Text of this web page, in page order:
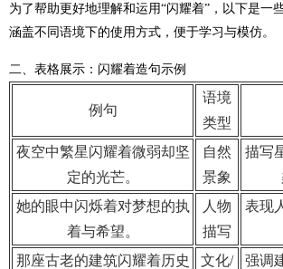
为了帮助更好地理解和运用“闪耀着”，以下是一
涵盖不同语境下的使用方式，便于学习与模仿。
二、表格展示：闪耀着造句示例
例句
语境
类型
夜空中繁星闪耀着微弱却坚
定的光芒。
自然
景象
描写
她的眼中闪烁着对梦想的执
着与希望。
人物
描写
表现
那座古老的建筑闪耀着历史
文化/
强调